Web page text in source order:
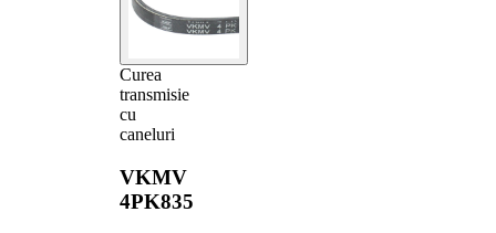
Curea
transmisie
cu
caneluri
VKMV
4PK835